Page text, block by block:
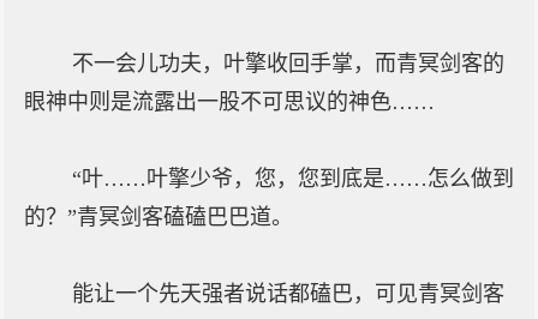
不一会儿功夫，叶擎收回手掌，而青冥剑客的
眼神中则是流露出一股不可思议的神色……
“叶……叶擎少爷，您，您到底是……怎么做到
的？”青冥剑客磕磕巴巴道。
能让一个先天强者说话都磕巴，可见青冥剑客